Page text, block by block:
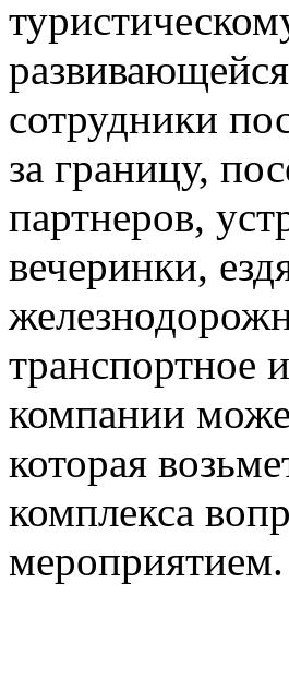
сотрудники
за границу,
партнеров,
вечеринки,
транспортное
компании
которая
комплекса
мероприятием.